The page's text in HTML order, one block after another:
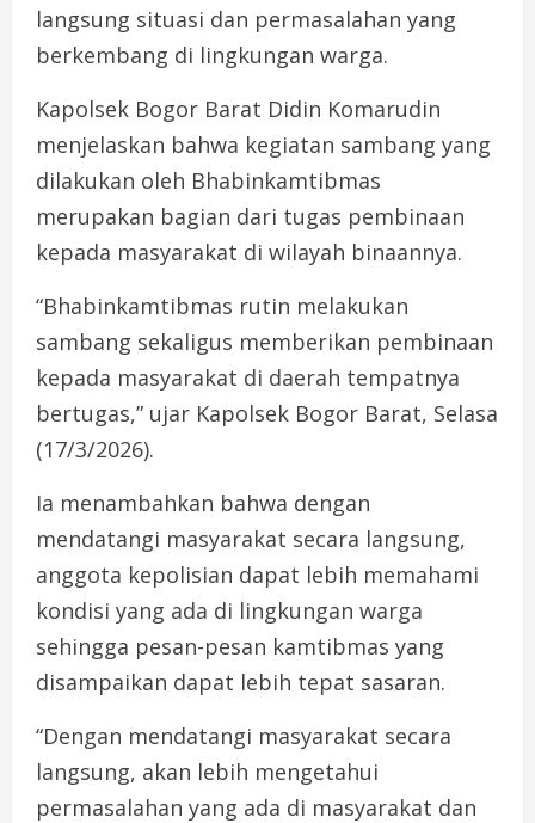
langsung situasi dan permasalahan yang
berkembang di lingkungan warga.
Kapolsek Bogor Barat Didin Komarudin
menjelaskan bahwa kegiatan sambang yang
dilakukan oleh Bhabinkamtibmas
merupakan bagian dari tugas pembinaan
kepada masyarakat di wilayah binaannya.
“Bhabinkamtibmas rutin melakukan
sambang sekaligus memberikan pembinaan
kepada masyarakat di daerah tempatnya
bertugas,” ujar Kapolsek Bogor Barat, Selasa
(17/3/2026).
Ia menambahkan bahwa dengan
mendatangi masyarakat secara langsung,
anggota kepolisian dapat lebih memahami
kondisi yang ada di lingkungan warga
sehingga pesan-pesan kamtibmas yang
disampaikan dapat lebih tepat sasaran.
“Dengan mendatangi masyarakat secara
langsung, akan lebih mengetahui
permasalahan yang ada di masyarakat dan